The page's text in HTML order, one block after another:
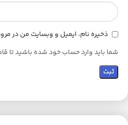
ذخیره نام، ایمیل و وبسایت من در
شما باید وارد حساب خود شده باشید تا